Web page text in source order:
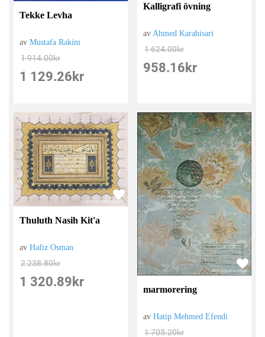
Tekke Levha
avMustafa Rakim
1 914.00kr
1 129.26 kr
Kalligrafi övning
av Ahmed Karahisari
1 624.00kr
958.16 kr
Thuluth Nasih Kit'a
avHafiz Osman
2 238.80kr
1 320.89 kr
marmorering
avHatip Mehmed Efendi
1 705.20kr